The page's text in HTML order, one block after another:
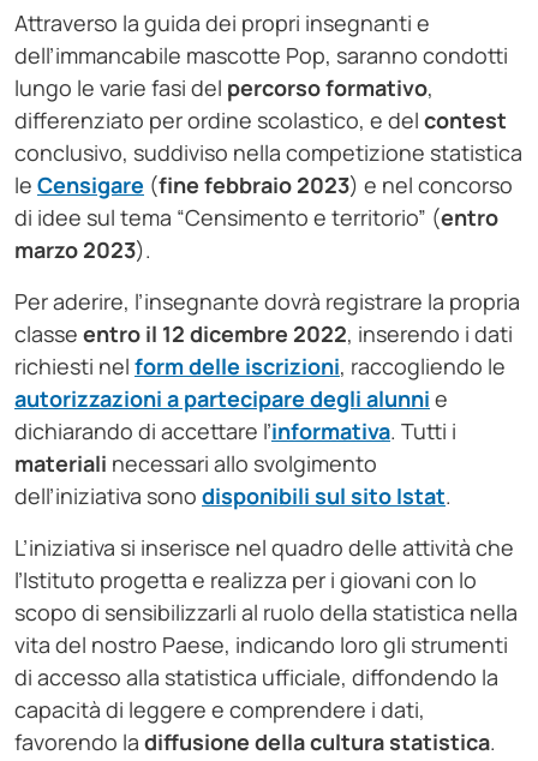
Attraverso la guida dei propri insegnanti e
dell’immancabile mascotte Pop, saranno condotti
lungo le varie fasi del percorso formativo,
differenziato per ordine scolastico, e del contest
conclusivo, suddiviso nella competizione statistica
le Censigare (fine febbraio 2023) e nel concorso
di idee sul tema “Censimento e territorio” (entro
marzo 2023).
Per aderire, l’insegnante dovrà registrare la propria
classe entro il 12 dicembre 2022, inserendo i dati
richiesti nel form delle iscrizioni, raccogliendo le
autorizzazioni a partecipare degli alunni e
dichiarando di accettare l’informativa. Tutti i
materiali necessari allo svolgimento
dell’iniziativa sono disponibili sul sito Istat.
L’iniziativa si inserisce nel quadro delle attività che
l’Istituto progetta e realizza per i giovani con lo
scopo di sensibilizzarli al ruolo della statistica nella
vita del nostro Paese, indicando loro gli strumenti
di accesso alla statistica ufficiale, diffondendo la
capacità di leggere e comprendere i dati,
favorendo la diffusione della cultura statistica.